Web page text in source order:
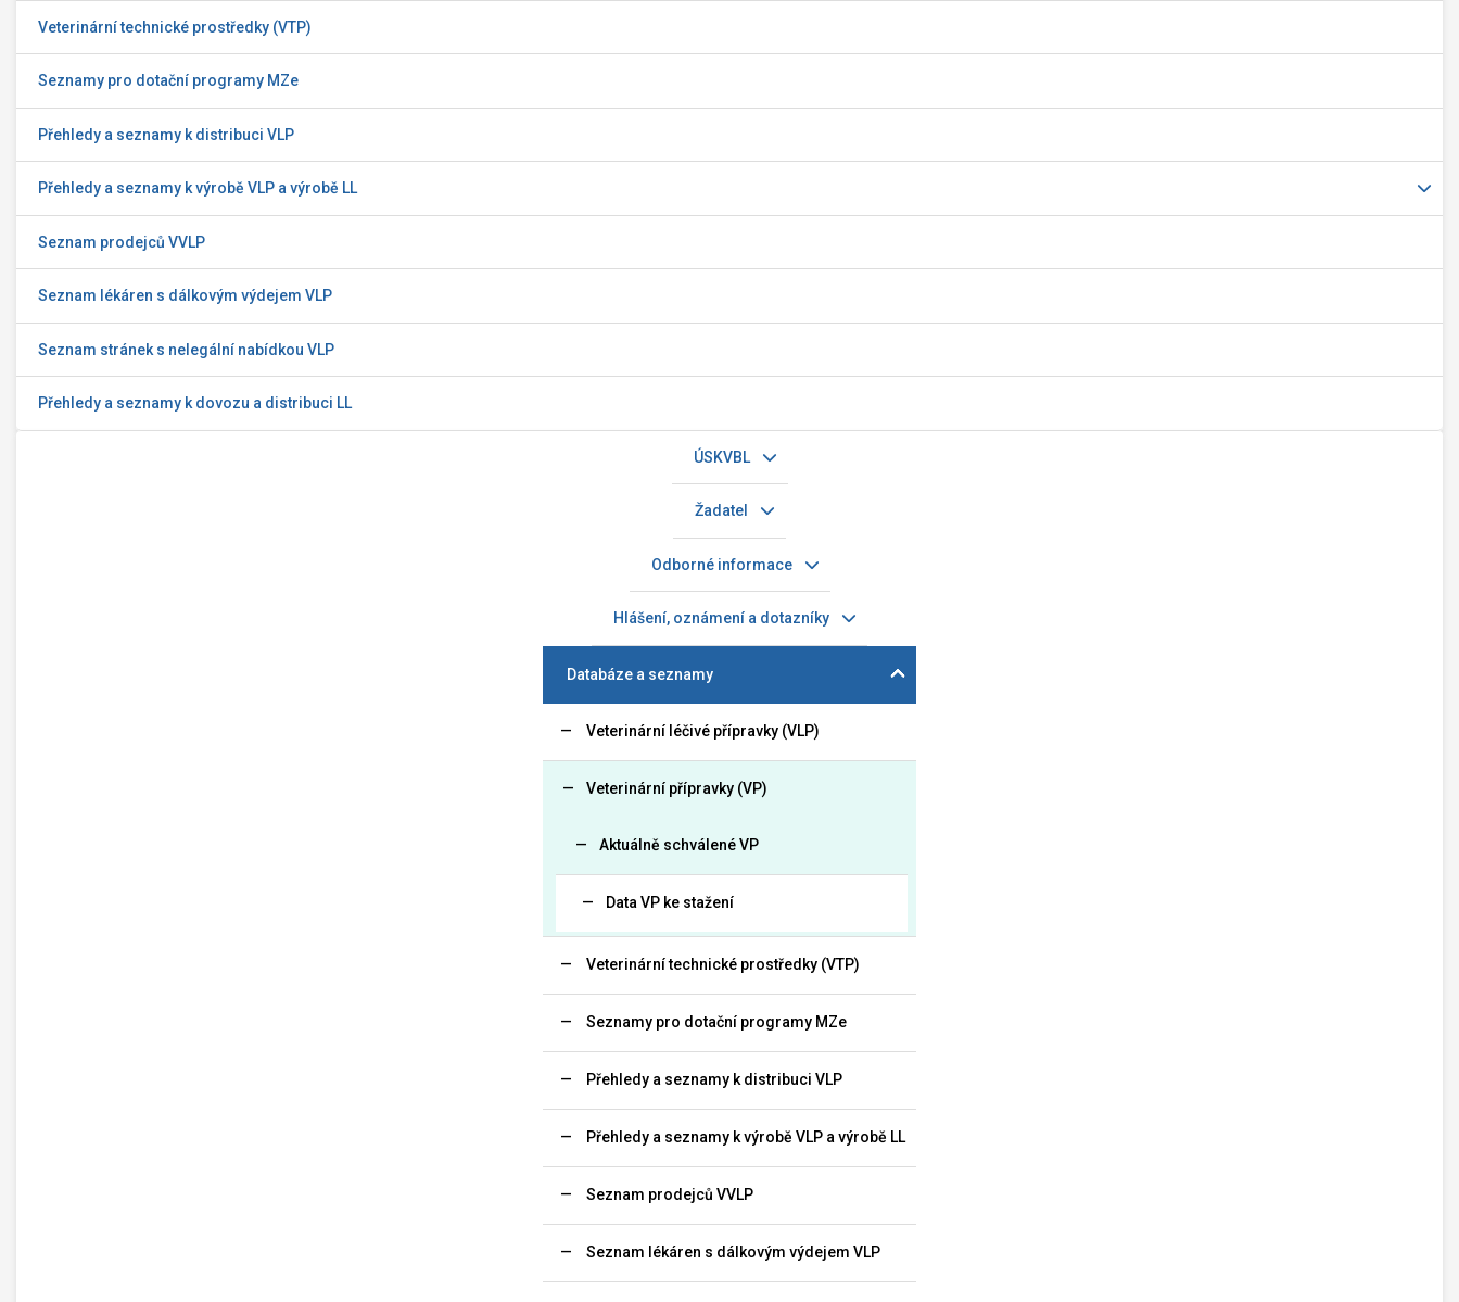
Veterinární technické prostředky (VTP)
Seznamy pro dotační programy MZe
Přehledy a seznamy k distribuci VLP
Přehledy a seznamy k výrobě VLP a výrobě LL
Seznam prodejců VVLP
Seznam lékáren s dálkovým výdejem VLP
Seznam stránek s nelegální nabídkou VLP
Přehledy a seznamy k dovozu a distribuci LL
ÚSKVBL
Žadatel
Odborné informace
Hlášení, oznámení a dotazníky
Databáze a seznamy
Veterinární léčivé přípravky (VLP)
Veterinární přípravky (VP)
Aktuálně schválené VP
Data VP ke stažení
Veterinární technické prostředky (VTP)
Seznamy pro dotační programy MZe
Přehledy a seznamy k distribuci VLP
Přehledy a seznamy k výrobě VLP a výrobě LL
Seznam prodejců VVLP
Seznam lékáren s dálkovým výdejem VLP